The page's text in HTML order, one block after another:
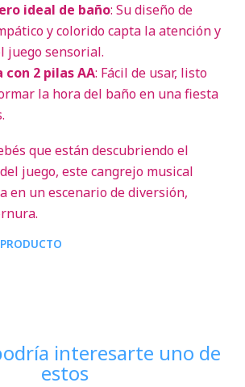
ideal de baño: Su diseño de
y colorido capta la atención y
juego sensorial.
con 2 pilas AA: Fácil de usar, listo
la hora del baño en una fiesta
que están descubriendo el
juego, este cangrejo musical
en un escenario de diversión,
interesarte uno de
estos